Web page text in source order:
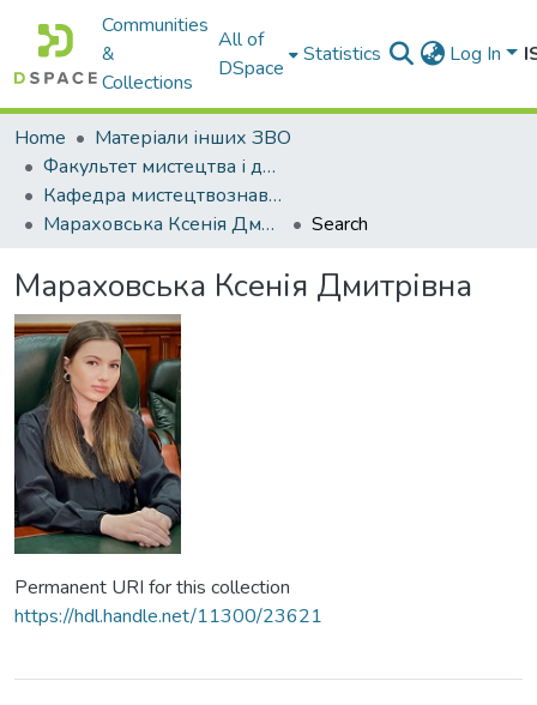
Communities
&
Collections
All of
DSpace
Statistics Log In
Home
Матеріали інших ЗВО
Факультет мистецтва і дизайну Міжнародного університету
Кафедра мистецтвознавства та загальногуманітарних дисциплін
Мараховська Ксенія Дмитрівна
Search
Мараховська Ксенія Дмитрівна
Permanent URI for this collection
https://hdl.handle.net/11300/23621